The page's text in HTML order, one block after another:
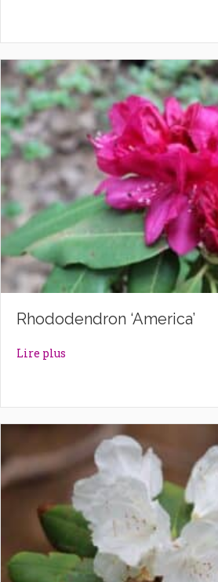
Rhododendron ‘America’
Lire plus